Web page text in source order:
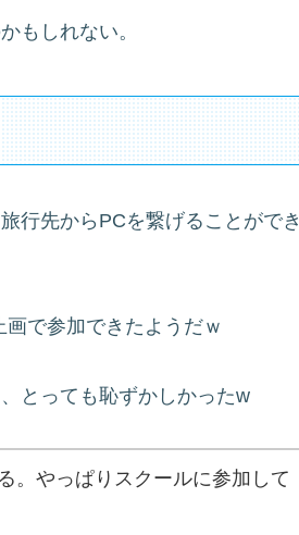
もしれない。
行先からPCを繋げることができ
で参加できたようだｗ
とっても恥ずかしかったw
。やっぱりスクールに参加して